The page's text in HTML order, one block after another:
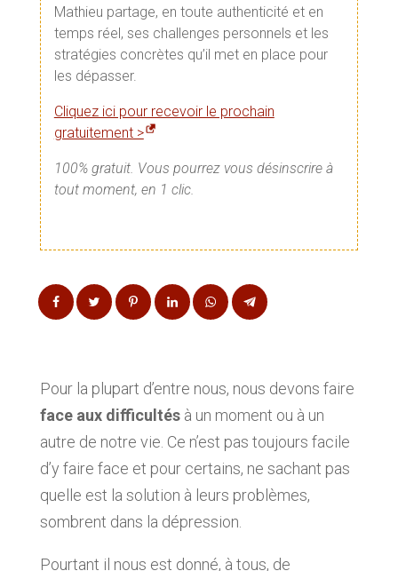
Mathieu partage, en toute authenticité et en
temps réel, ses challenges personnels et les
stratégies concrètes qu’il met en place pour
les dépasser.
Cliquez ici pour recevoir le prochain
gratuitement >
100% gratuit. Vous pourrez vous désinscrire à
tout moment, en 1 clic.
Pour la plupart d’entre nous, nous devons faire
face aux difficultésà un moment ou à un
autre de notre vie. Ce n’est pas toujours facile
d’y faire face et pour certains, ne sachant pas
quelle est la solution à leurs problèmes,
sombrent dans la dépression.
Pourtant il nous est donné, à tous, de